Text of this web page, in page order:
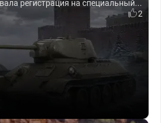
регистрация на специальный...
2